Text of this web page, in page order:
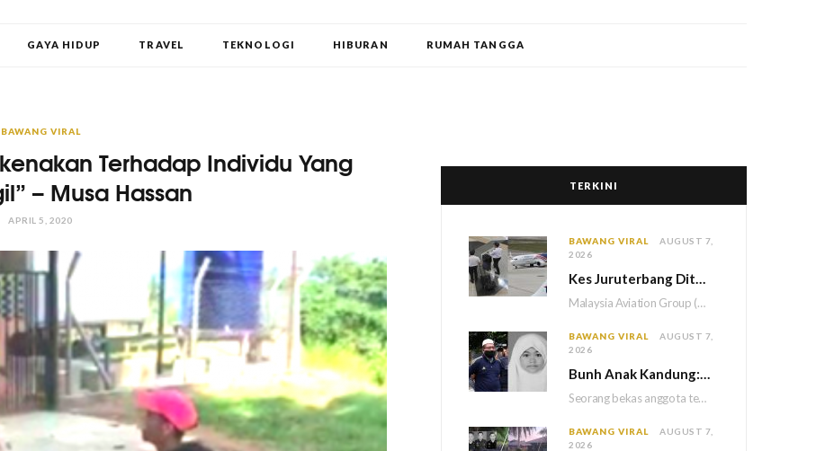
GAYA HIDUP TRAVEL TEKNOLOGI HIBURAN RUMAH TANGGA
BAWANG VIRAL
Terhadap Individu Yang
– Musa Hassan
APRIL 5, 2020
TERKINI
BAWANG VIRAL
AUGUST 7,
2026
Kes Juruterbang Ditahan Di Indonesia, MAG Wajibkan Saringan Dadah 1,260 Juruterbang Malaysia Airlines
Malaysia Aviation Group (MAG) akan melaksanakan saringan dadah mandatori terhadap semua juruterbang Malaysia Airlines sebagai…
BAWANG VIRAL
AUGUST 7,
2026
Bunh Anak Kandung: Bekas Anggota Tentera Terlepas Hukuman M
Seorang bekas anggota tentera terlepas daripada hukuman gantung selepas Mahkamah Persekutuan memutuskan untuk menggantikan hukuman…
BAWANG VIRAL
AUGUST 7,
2026